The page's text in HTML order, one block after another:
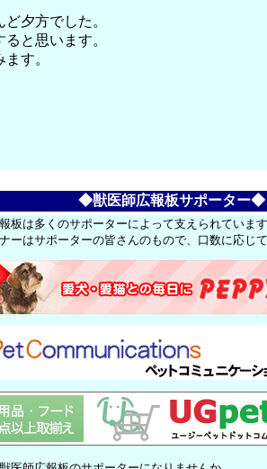
夕方でした。
と思います。
す。
◆獣医師広報板サポーター◆
板は多くのサポーターによって支えられています
ーはサポーターの皆さんのもので、口数に応じ